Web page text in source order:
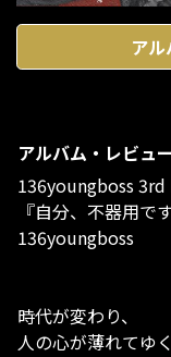
ア
アルバム・レビュー
136youngboss 3rd
『自分、不器用で
136youngboss
時代が変わり、
人の心が薄れてゆ